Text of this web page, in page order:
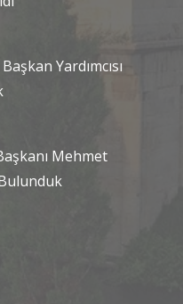
Yardımcısı
Mehmet